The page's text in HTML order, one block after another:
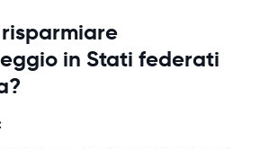
in Stati federati